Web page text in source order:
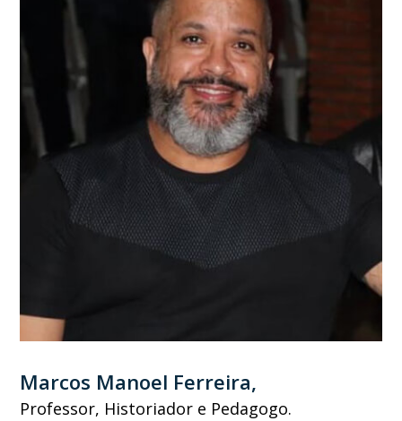
Marcos Manoel Ferreira,
Professor, Historiador e Pedagogo.